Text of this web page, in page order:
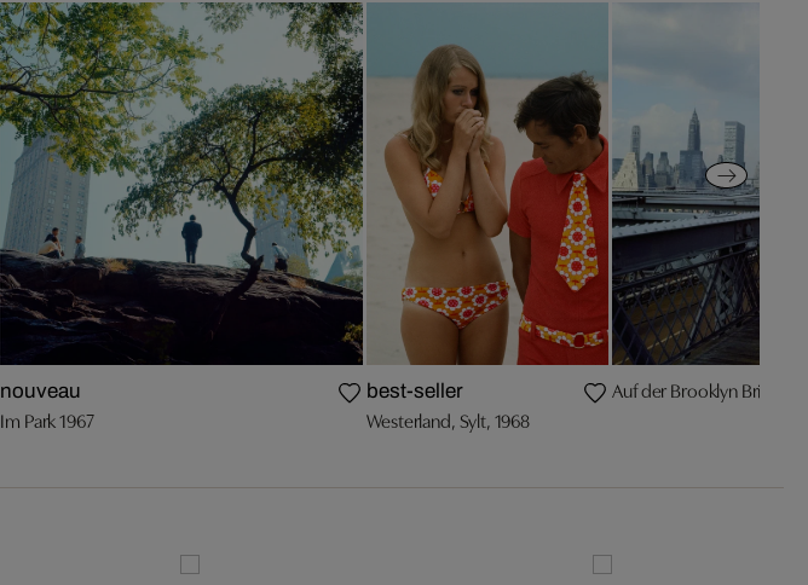
nouveau
Im Park 1967
best-seller
Westerland, Sylt, 1968
Auf der Brooklyn Bridge